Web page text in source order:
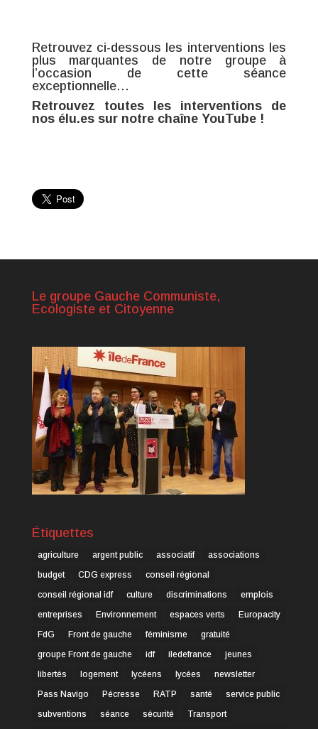
Retrouvez ci-dessous les interventions les
plus marquantes de notre groupe à
l’occasion de cette séance
exceptionnelle…
Retrouvez toutes les interventions de
nos élu.es sur notre chaîne YouTube !
Le groupe Gauche Communiste,
Ecologiste et Citoyenne
Étiquettes
agriculture argent public associatif
associations
budget
CDG express
conseil régional
conseil régional idf
culture discriminations
emplois
entreprises
Environnement espaces verts
Europacity
FdG
Front de gauche féminisme
gratuité
groupe Front de gauche
idf iledefrance
jeunes
libertés
logement lycéens lycées
newsletter
Pass Navigo
Pécresse RATP santé
service public
subventions
séance sécurité Transport